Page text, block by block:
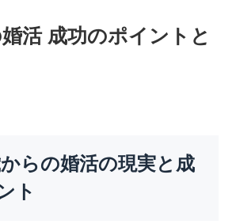
活 成功のポイントと
らの婚活の現実と成
ト